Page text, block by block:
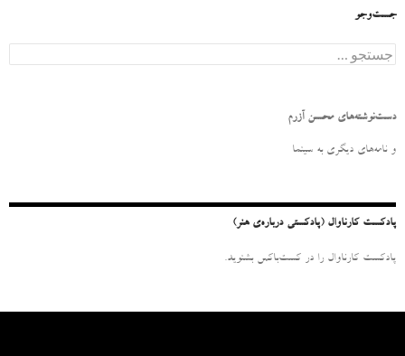
جست‌وجو
س
و
ر
دست‌نوشته‌های محسن آزرم
و نامه‌‌های دیگری به سینما
پادکست کارناوال (پادکستی درباره‌ی هنر)
پادکست کارناوال را در کست‌باکس بشنوید.